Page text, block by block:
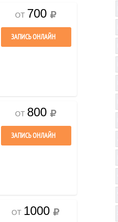
ОТ 700
ЗАПИСЬ ОНЛАЙН
ОТ 800
ЗАПИСЬ ОНЛАЙН
ОТ 1000